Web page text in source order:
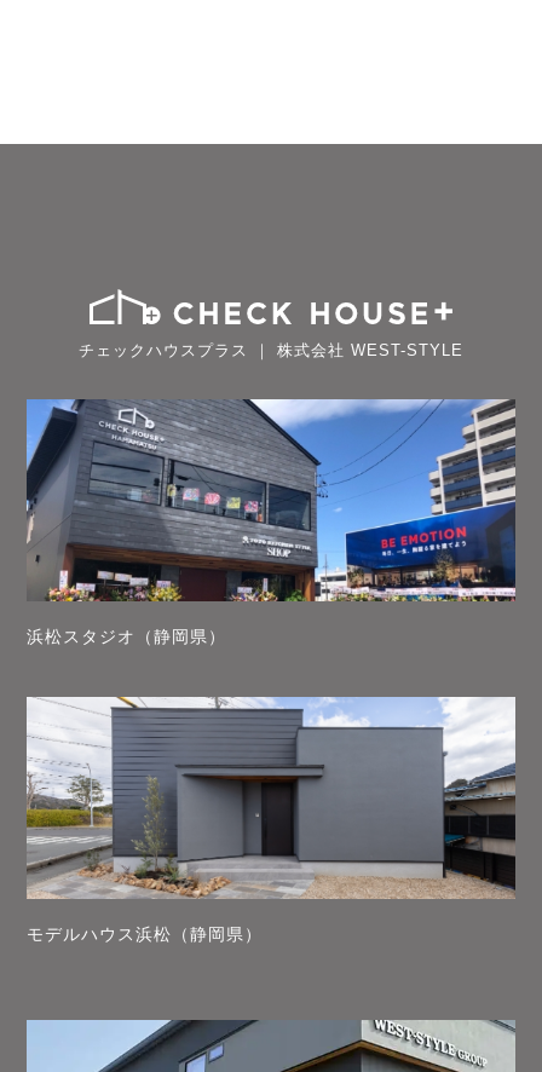
チェックハウスプラス ｜ 株式会社 WEST-STYLE
浜松スタジオ（静岡県）
モデルハウス浜松（静岡県）